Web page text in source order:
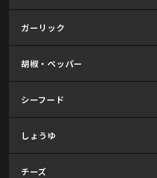
ガーリック
胡椒・ペッパー
シーフード
しょうゆ
チーズ